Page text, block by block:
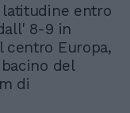
latitudine entro
8-9 in
centro Europa,
del
di